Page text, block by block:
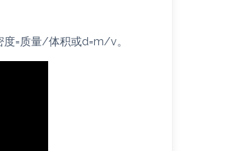
=质量/体积或d=m/v。